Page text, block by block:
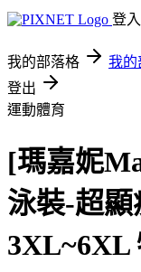
登入
我的部落格 我的
登出
運動體育
[瑪嘉妮
泳裝-超
3XL~6XL